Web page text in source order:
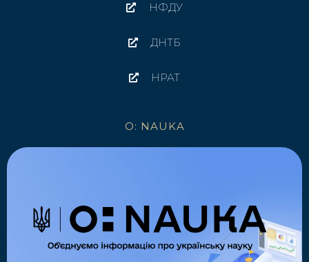
НФДУ
ДНТБ
НРАТ
O: NAUKA